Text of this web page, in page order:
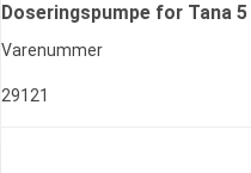
Doseringspumpe for Tana
Varenummer
29121